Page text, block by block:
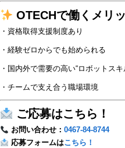
OTECHで働くメリ
・資格取得支援制度あり
・経験ゼロからでも始められる
・国内外で需要の高い“ロボットスキ
・チームで支え合う職場環境
ご応募はこちら！
お問い合わせ： 0467-84-8744
応募フォームはこちら！